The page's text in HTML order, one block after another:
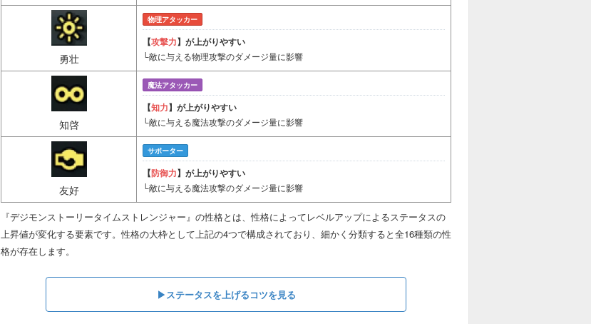
勇壮
物理アタッカー
【攻撃力】が上がりやすい
└敵に与える物理攻撃のダメージ量に影響
知啓
魔法アタッカー
【知力】が上がりやすい
└敵に与える魔法攻撃のダメージ量に影響
友好
サポーター
【防御力】が上がりやすい
└敵に与える魔法攻撃のダメージ量に影響
『デジモンストーリータイムストレンジャー』の性格とは、性格によってレベルアップによるステータスの
上昇値が変化する要素です。性格の大枠として上記の4つで構成されており、細かく分類すると全16種類の性
格が存在します。
▶︎ステータスを上げるコツを見る